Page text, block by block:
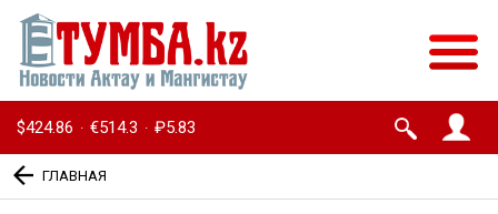
$424.86 · €514.3 · ₽5.83
ГЛАВНАЯ